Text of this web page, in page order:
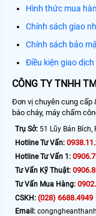
Hình thức mua
Chính sách giao
Chính sách bảo
Điều kiện giao dịch
CÔNG TY TNHH
Đơn vị chuyên cung cấp
báo cháy, máy chấm
Trụ Sở: 51 Lũy Bán Bích,
Hotline Tư Vấn:
Hotline Tư Vấn 1:
Tư Vấn Kỹ Thuật:
Tư Vấn Mua Hàng:
CSKH: (028) 6688.4949
Email: